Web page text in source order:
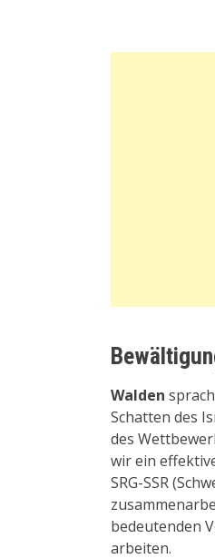
Walden
Schatten des
des
wir ein
SRG-SSR
bedeutenden
arbeiten.